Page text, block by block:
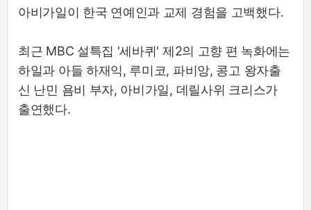
아비가일이 한국 연예인과 교제 경험을 고백했다.
최근 MBC 설특집 '세바퀴' 제2의 고향 편 녹화에는
하일과 아들 하재익, 루미코, 파비앙, 콩고 왕자출
신 난민 욤비 부자, 아비가일, 데릴사위 크리스가
출연했다.